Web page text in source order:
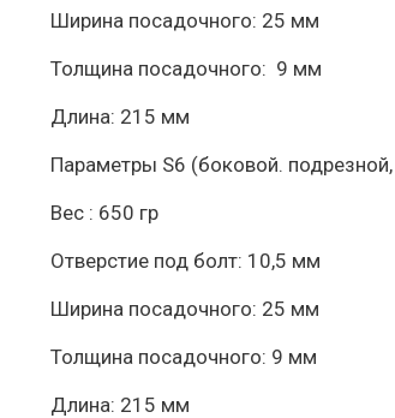
Ширина посадочного: 25 мм
Толщина посадочного: 9 мм
Длина: 215 мм
Параметры S6 (боковой. подрезной,
Вес : 650 гр
Отверстие под болт: 10,5 мм
Ширина посадочного: 25 мм
Толщина посадочного: 9 мм
Длина: 215 мм